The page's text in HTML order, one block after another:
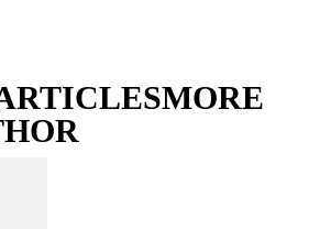
MORE